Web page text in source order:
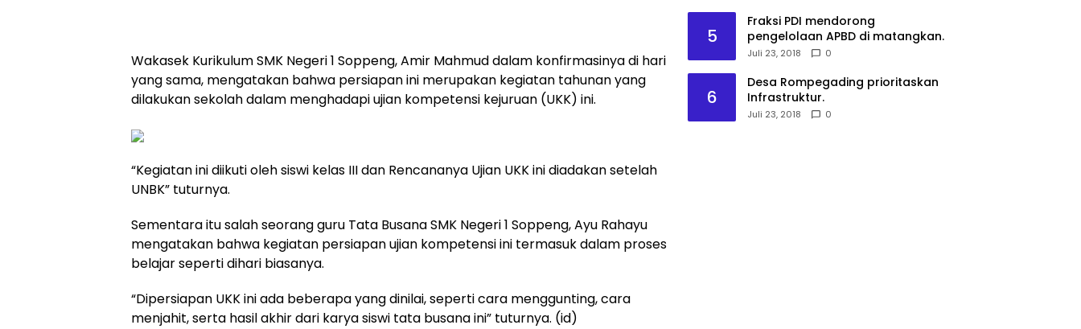
Wakasek Kurikulum SMK Negeri 1 Soppeng, Amir Mahmud dalam konfirmasinya di hari
yang sama, mengatakan bahwa persiapan ini merupakan kegiatan tahunan yang
dilakukan sekolah dalam menghadapi ujian kompetensi kejuruan (UKK) ini.
“Kegiatan ini diikuti oleh siswi kelas III dan Rencananya Ujian UKK ini diadakan setelah
UNBK” tuturnya.
Sementara itu salah seorang guru Tata Busana SMK Negeri 1 Soppeng, Ayu Rahayu
mengatakan bahwa kegiatan persiapan ujian kompetensi ini termasuk dalam proses
belajar seperti dihari biasanya.
“Dipersiapan UKK ini ada beberapa yang dinilai, seperti cara menggunting, cara
menjahit, serta hasil akhir dari karya siswi tata busana ini” tuturnya. (id)
5
Fraksi PDI mendorong
pengelolaan APBD di matangkan.
Juli 23, 2018 0
6
Desa Rompegading prioritaskan
Infrastruktur.
Juli 23, 2018 0